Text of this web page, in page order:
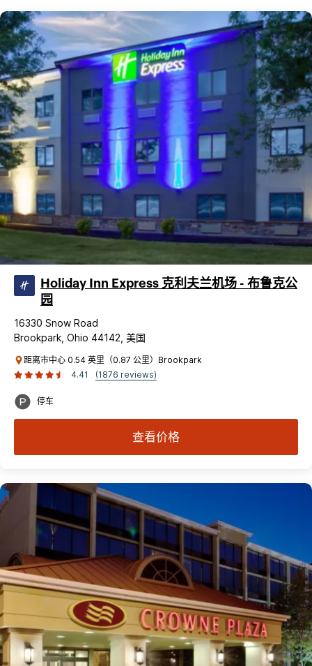
Holiday Inn Express 克利夫兰机场 - 布鲁克公
园
16330 Snow Road
Brookpark, Ohio 44142, 美国
距离市中心 0.54 英里（0.87 公里）Brookpark
4.41
(1876 reviews)
停车
查看价格